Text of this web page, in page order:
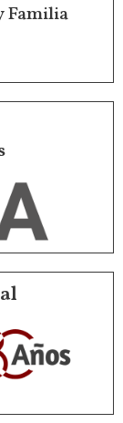
Familia